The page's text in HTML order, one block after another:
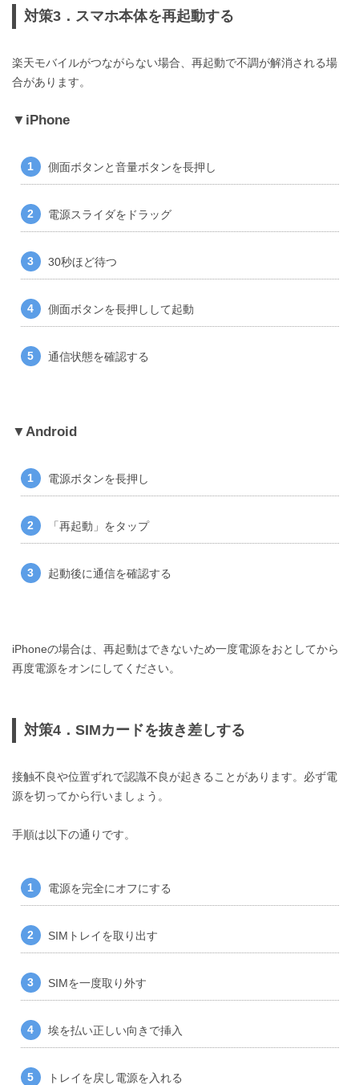
対策3．スマホ本体を再起動する
楽天モバイルがつながらない場合、再起動で不調が解消される場
合があります。
iPhone
側面ボタンと音量ボタンを長押し
電源スライダをドラッグ
30秒ほど待つ
側面ボタンを長押しして起動
通信状態を確認する
Android
電源ボタンを長押し
「再起動」をタップ
起動後に通信を確認する
iPhoneの場合は、再起動はできないため一度電源をおとしてから
再度電源をオンにしてください。
対策4．SIMカードを抜き差しする
接触不良や位置ずれで認識不良が起きることがあります。必ず電
源を切ってから行いましょう。
手順は以下の通りです。
電源を完全にオフにする
SIMトレイを取り出す
SIMを一度取り外す
埃を払い正しい向きで挿入
トレイを戻し電源を入れる